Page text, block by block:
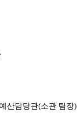
산담당관(소관 팀장)